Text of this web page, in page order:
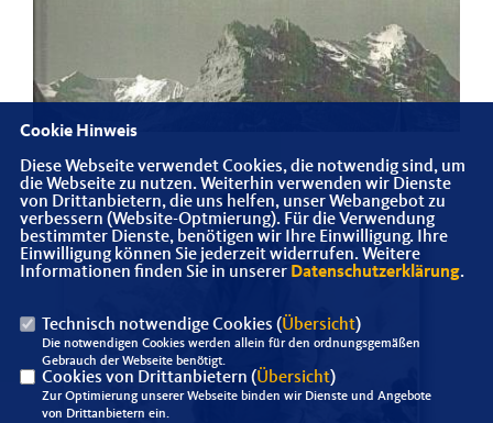
Cookie Hinweis
Diese Webseite verwendet Cookies, die notwendig sind, um
die Webseite zu nutzen. Weiterhin verwenden wir Dienste
von Drittanbietern, die uns helfen, unser Webangebot zu
verbessern (Website-Optmierung). Für die Verwendung
bestimmter Dienste, benötigen wir Ihre Einwilligung. Ihre
Einwilligung können Sie jederzeit widerrufen. Weitere
Informationen finden Sie in unserer Datenschutzerklärung.
Technisch notwendige Cookies (Übersicht)
Die notwendigen Cookies werden allein für den ordnungsgemäßen
Gebrauch der Webseite benötigt.
Cookies von Drittanbietern (Übersicht)
Zur Optimierung unserer Webseite binden wir Dienste und Angebote
von Drittanbietern ein.